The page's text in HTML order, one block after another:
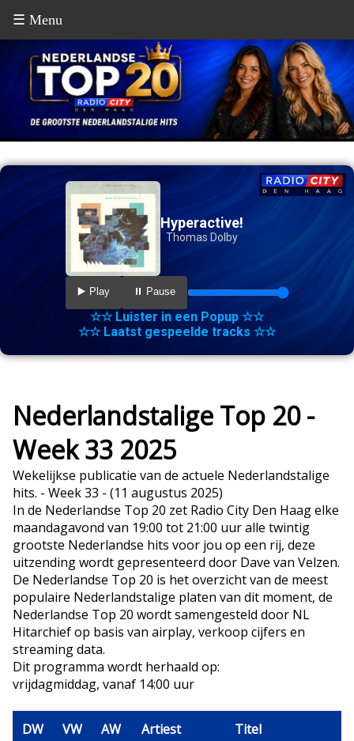
☰ Menu
Hyperactive!
Thomas Dolby
▶️ Play ⏸️ Pause
☆☆ Luister in een Popup ☆☆
☆☆ Laatst gespeelde tracks ☆☆
Nederlandstalige Top 20 -
Week 33 2025
Wekelijkse publicatie van de actuele Nederlandstalige
hits. - Week 33 - (11 augustus 2025)
In de Nederlandse Top 20 zet Radio City Den Haag elke
maandagavond van 19:00 tot 21:00 uur alle twintig
grootste Nederlandse hits voor jou op een rij, deze
uitzending wordt gepresenteerd door Dave van Velzen.
De Nederlandse Top 20 is het overzicht van de meest
populaire Nederlandstalige platen van dit moment, de
Nederlandse Top 20 wordt samengesteld door NL
Hitarchief op basis van airplay, verkoop cijfers en
streaming data.
Dit programma wordt herhaald op:
vrijdagmiddag, vanaf 14:00 uur
DW VW AW Artiest Titel